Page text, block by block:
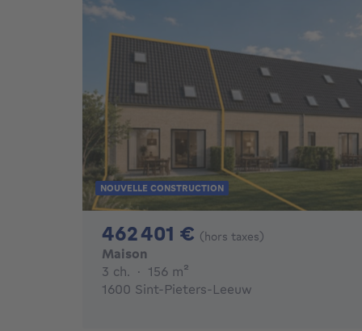
NOUVELLE CONSTRUCTION
462 401 € 462401€
(hors taxes)
Maison
3 ch. 3 chambres
· 156 m²
1600 Sint-Pieters-Leeuw